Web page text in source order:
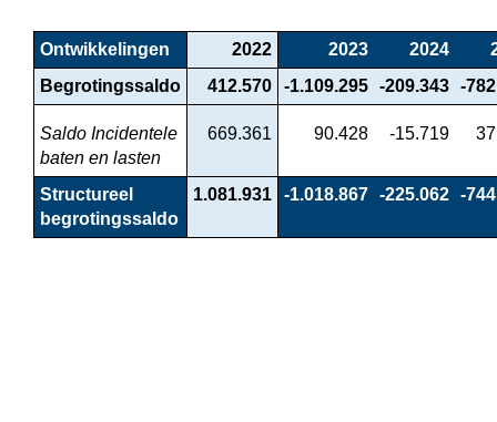
Ontwikkelingen 2022 2023 2024
Begrotingssaldo
412.570 -1.109.295 -209.343 -
Saldo Incidentele
baten en lasten
669.361 90.428 -15.719
Structureel
begrotingssaldo
1.081.931 -1.018.867 -225.062 -